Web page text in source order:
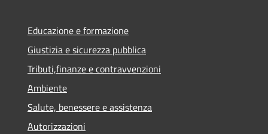
Educazione e formazione
Giustizia e sicurezza pubblica
Tributi,finanze e contravvenzioni
Ambiente
Salute, benessere e assistenza
Autorizzazioni